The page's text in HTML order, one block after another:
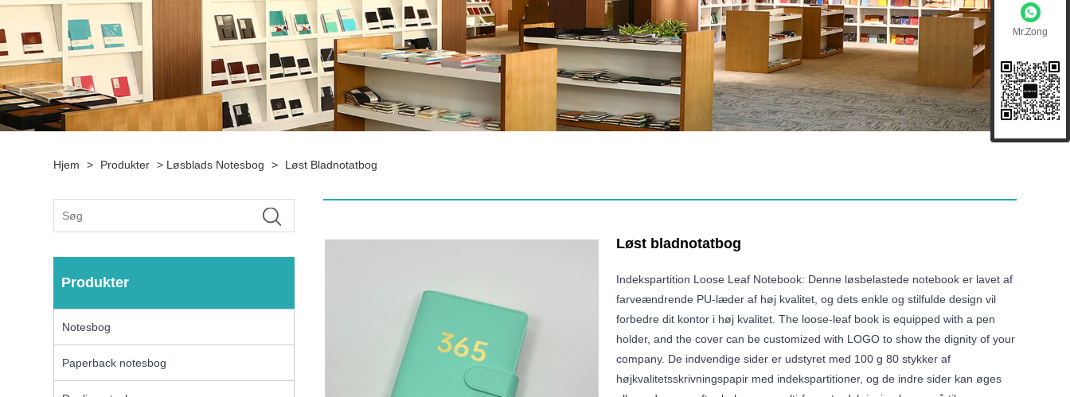
Hjem > Produkter > Løsblads Notesbog > Løst Bladnotatbog
Produkter
Notesbog
Paperback notesbog
Løst bladnotatbog
Indekspartition Loose Leaf Notebook: Denne løsbelastede notebook er lavet af
farveændrende PU-læder af høj kvalitet, og dets enkle og stilfulde design vil
forbedre dit kontor i høj kvalitet. The loose-leaf book is equipped with a pen
holder, and the cover can be customized with LOGO to show the dignity of your
company. De indvendige sider er udstyret med 100 g 80 stykker af
højkvalitetsskrivningspapir med indekspartitioner, og de indre sider kan øges
Mr.Zong